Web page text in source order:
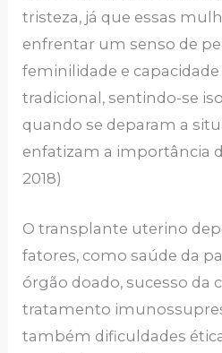
tristeza, já que essas
enfrentar um senso de
feminilidade e
tradicional, sentindo-se
quando se deparam a
enfatizam a importância
2018)
O transplante uterino
fatores, como saúde da
órgão doado, sucesso da
tratamento
também dificuldades